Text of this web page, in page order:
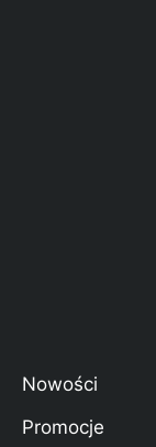
Nowości
Promocje